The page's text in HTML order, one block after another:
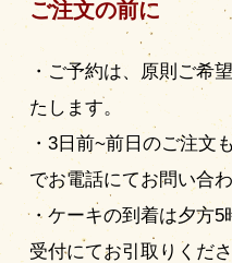
ご注文の前に
・ご予約は、原則ご希
たします。
・3日前~前日のご注文
でお電話にてお問い合
・ケーキの到着は夕方
受付にてお引取りくだ